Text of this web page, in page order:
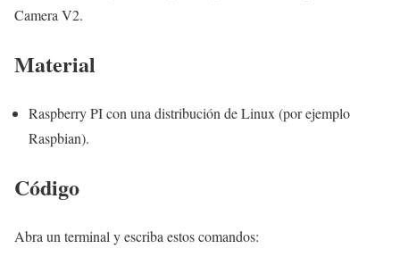
Camera V2.
Material
Raspberry PI con una distribución de Linux (por ejemplo
Raspbian).
Código
Abra un terminal y escriba estos comandos: